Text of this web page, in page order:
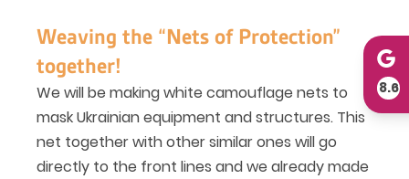
Weaving the “Nets of Protection”
together!
We will be making white camouflage nets to
mask Ukrainian equipment and structures. This
net together with other similar ones will go
directly to the front lines and we already made
8.6